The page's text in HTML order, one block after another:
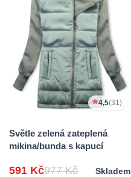
4,5(31)
Světle zelená zateplená
mikina/bunda s kapucí
591 Kč977 Kč
Skladem